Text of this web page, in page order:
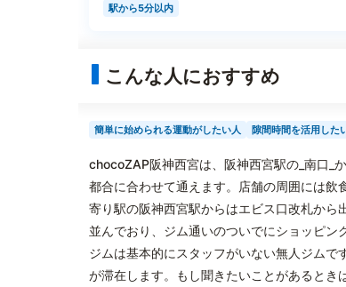
駅から5分以内
こんな人におすすめ
簡単に始められる運動がしたい人 隙間時間を活用した
chocoZAP阪神西宮は、阪神西宮駅の_南口_
都合に合わせて通えます。店舗の周囲には
寄り駅の阪神西宮駅からはエビス口改札か
並んでおり、ジム通いのついでにショッピン
ジムは基本的にスタッフがいない無人ジム
が滞在します。もし聞きたいことがあるとき